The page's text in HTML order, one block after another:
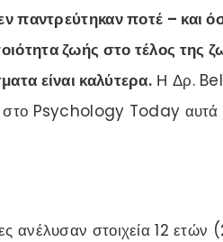
παντρεύτηκαν ποτέ – και
ζωής στο τέλος της
είναι καλύτερα. Η Δρ.
στο Psychology Today αυτά
ανέλυσαν στοιχεία 12